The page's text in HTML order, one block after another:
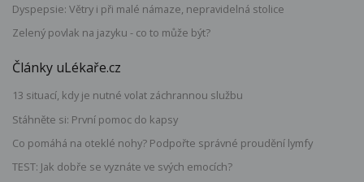
Dyspepsie: Větry i při malé námaze, nepravidelná stolice
Zelený povlak na jazyku - co to může být?
Články uLékaře.cz
13 situací, kdy je nutné volat záchrannou službu
Stáhněte si: První pomoc do kapsy
Co pomáhá na oteklé nohy? Podpořte správné proudění lymfy
TEST: Jak dobře se vyznáte ve svých emocích?